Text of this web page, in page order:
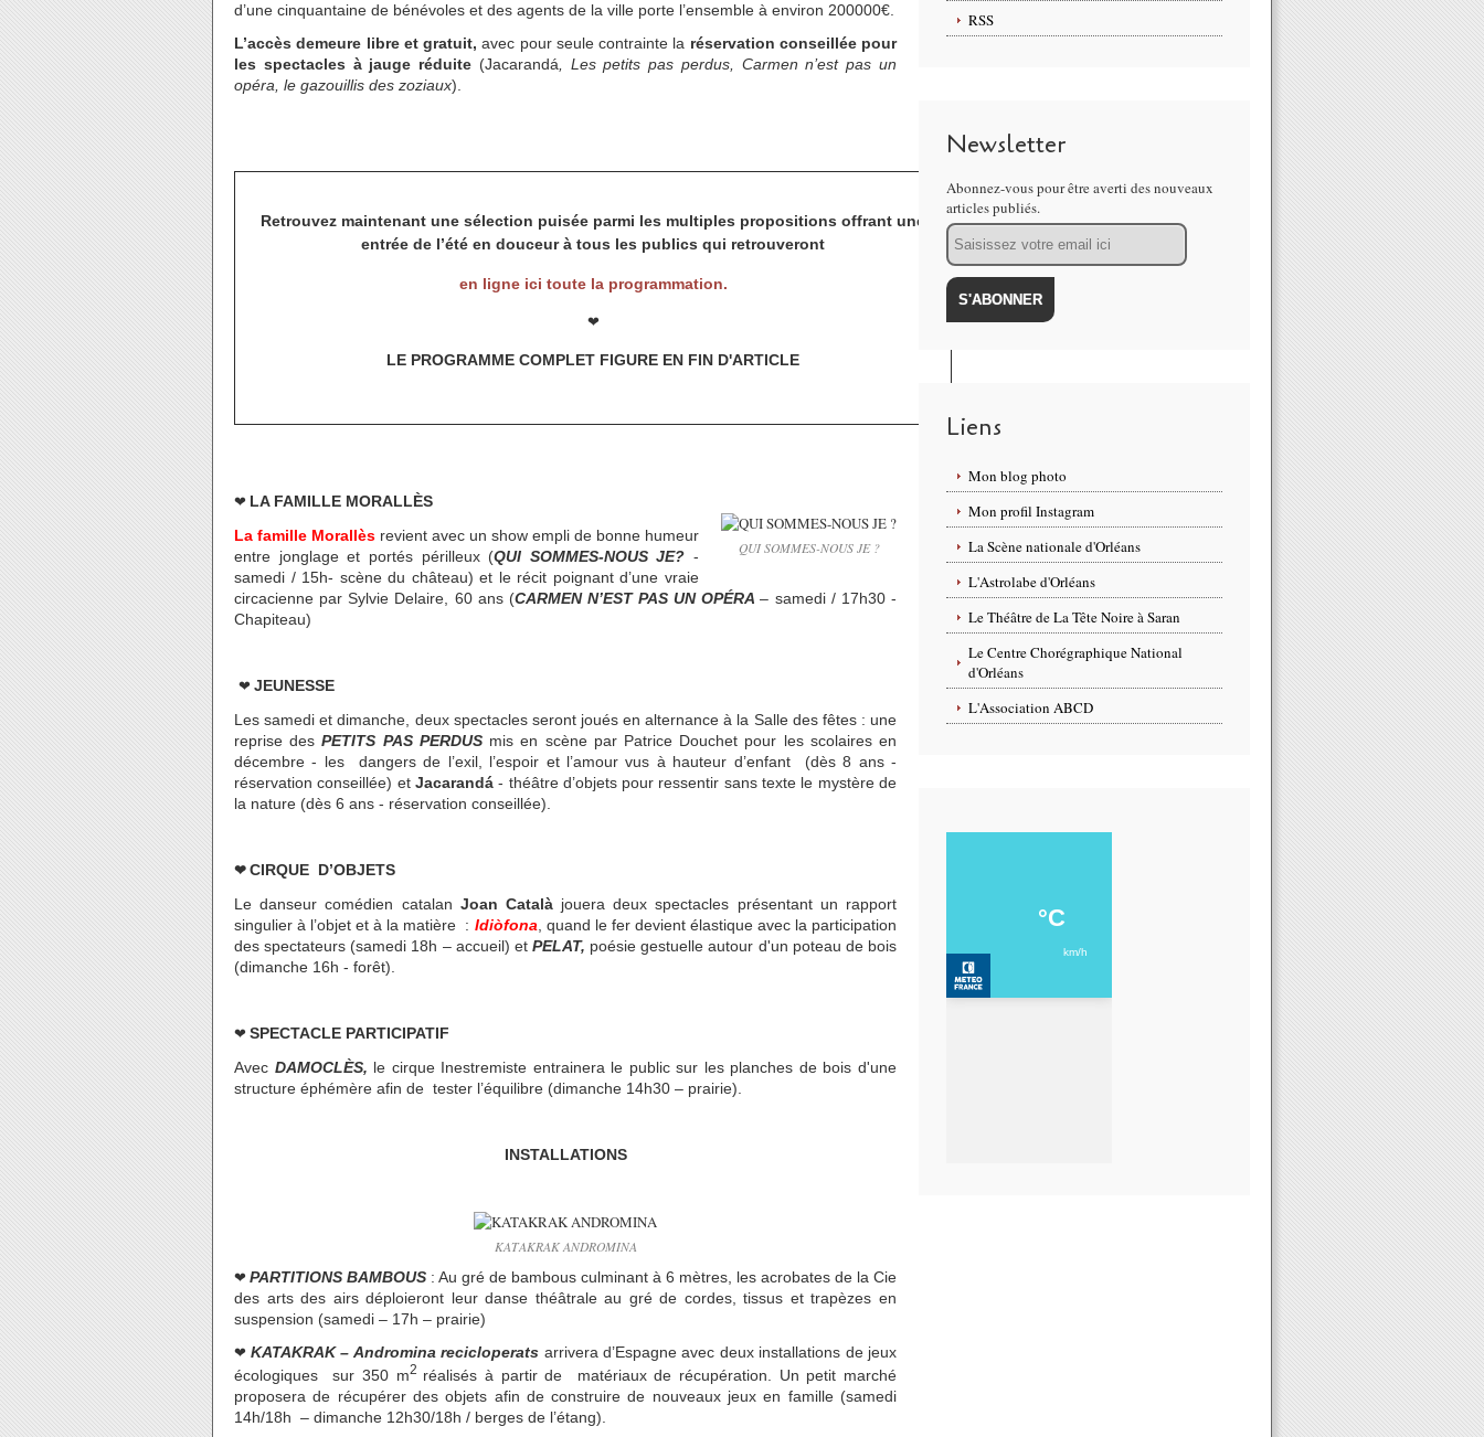
d’une cinquantaine de bénévoles et des agents de la ville porte l’ensemble à environ 200000€.
L’accès demeure libre et gratuit, avec pour seule contrainte la réservation conseillée pour
les spectacles à jauge réduite (Jacarandá, Les petits pas perdus, Carmen n’est pas un
opéra, le gazouillis des zoziaux).
Retrouvez maintenant une sélection puisée parmi les multiples propositions offrant une
entrée de l’été en douceur à tous les publics qui retrouveront
en ligne ici toute la programmation.
❤
LE PROGRAMME COMPLET FIGURE EN FIN D'ARTICLE
QUI SOMMES-NOUS JE ?
❤ LA FAMILLE MORALLÈS
La famille Morallès revient avec un show empli de bonne humeur
entre jonglage et portés périlleux (QUI SOMMES-NOUS JE? -
samedi / 15h- scène du château) et le récit poignant d’une vraie
circacienne par Sylvie Delaire, 60 ans (CARMEN N’EST PAS UN OPÉRA– samedi / 17h30 -
Chapiteau)
❤ JEUNESSE
Les samedi et dimanche, deux spectacles seront joués en alternance à la Salle des fêtes : une
reprise desPETITS PAS PERDUSmis en scène par Patrice Douchet pour les scolaires en
décembre - les dangers de l’exil, l’espoir et l’amour vus à hauteur d’enfant (dès 8 ans -
réservation conseillée) et Jacarandá- théâtre d’objets pour ressentir sans texte le mystère de
la nature (dès 6 ans - réservation conseillée).
❤CIRQUE D’OBJETS
Le danseur comédien catalan Joan Catalàjouera deux spectacles présentant un rapport
singulier à l’objet et à la matière : Idiòfona, quand le fer devient élastique avec la participation
des spectateurs (samedi 18h – accueil) et PELAT, poésie gestuelle autour d'un poteau de bois
(dimanche 16h - forêt).
❤ SPECTACLE PARTICIPATIF
Avec DAMOCLÈS, le cirque Inestremiste entrainera le public sur les planches de bois d'une
structure éphémère afin de tester l’équilibre (dimanche 14h30 – prairie).
INSTALLATIONS
KATAKRAK ANDROMINA
❤ PARTITIONS BAMBOUS : Au gré de bambous culminant à 6 mètres, les acrobates de la Cie
des arts des airs déploieront leur danse théâtrale au gré de cordes, tissus et trapèzes en
suspension (samedi – 17h – prairie)
❤ KATAKRAK – Andromina recicloperats arrivera d’Espagne avec deux installations de jeux
écologiques sur 350 m2 réalisés à partir de matériaux de récupération. Un petit marché
proposera de récupérer des objets afin de construire de nouveaux jeux en famille (samedi
14h/18h – dimanche 12h30/18h / berges de l’étang).
RSS
Newsletter
Abonnez-vous pour être averti des nouveaux
articles publiés.
Email
Liens
Mon blog photo
Mon profil Instagram
La Scène nationale d'Orléans
L'Astrolabe d'Orléans
Le Théâtre de La Tête Noire à Saran
Le Centre Chorégraphique National
d'Orléans
L'Association ABCD